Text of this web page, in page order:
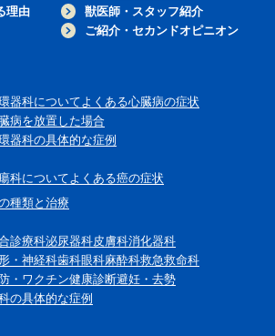
理由
獣医師・スタッフ紹介
ご紹介・セカンドオピニオン
器科について よくある心臓病の症状
病を放置した場合
器科の具体的な症例
科についてよくある癌の症状
種類と治療
診療科泌尿器科皮膚科消化器科
・神経科歯科眼科麻酔科救急救命科
・ワクチン健康診断避妊・去勢
の具体的な症例